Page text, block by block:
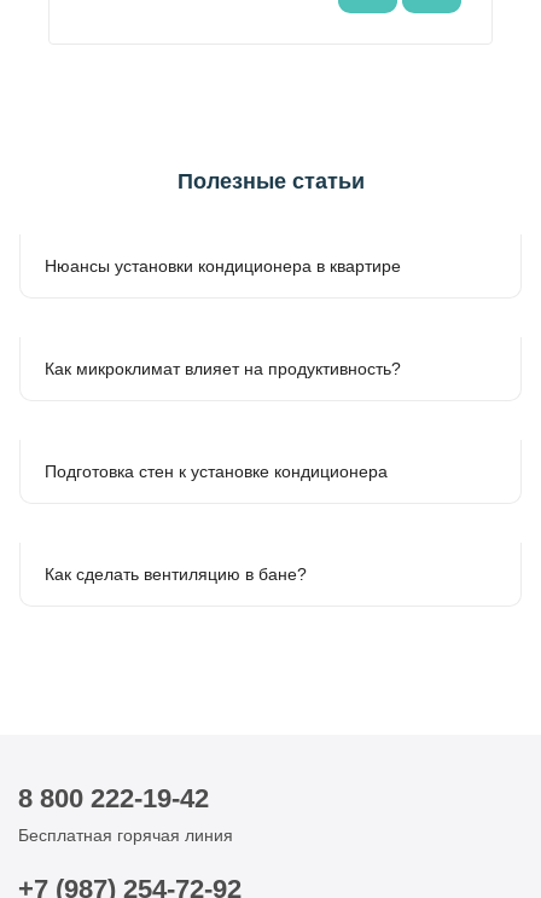
Полезные статьи
Нюансы установки кондиционера в квартире
Как микроклимат влияет на продуктивность?
Подготовка стен к установке кондиционера
Как сделать вентиляцию в бане?
8 800 222-19-42
Бесплатная горячая линия
+7 (987) 254-72-92